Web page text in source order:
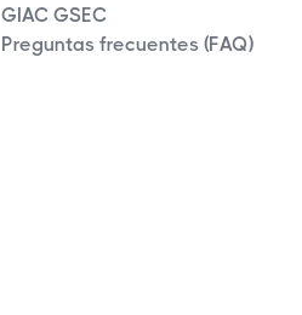
GIAC GSEC
Preguntas frecuentes (FAQ)